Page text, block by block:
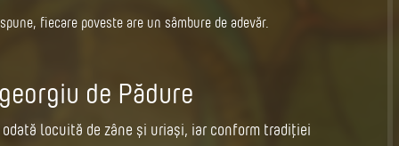
fiecare poveste are un sâmbure de adevăr.
de Pădure
locuită de zâne și uriași, iar conform tradiției